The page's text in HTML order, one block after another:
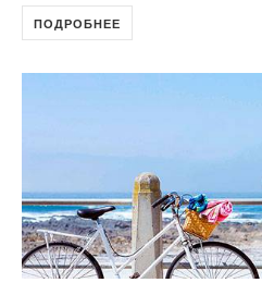
ПОДРОБНЕЕ